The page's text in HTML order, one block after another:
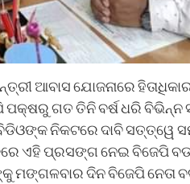
ଆବାସ ଯୋଜନାରେ
ପକ୍ଷରୁ ଗତ ତିନି ବର୍ଷ ଧରି
ନିକଟରେ ଦାବି ସତ୍ତ୍ୱେ
ଏହି ପ୍ରସଙ୍ଗ ନେଇ
ମଙ୍ଗଳବାର ଦିନ ବିଜେପି ନେତା